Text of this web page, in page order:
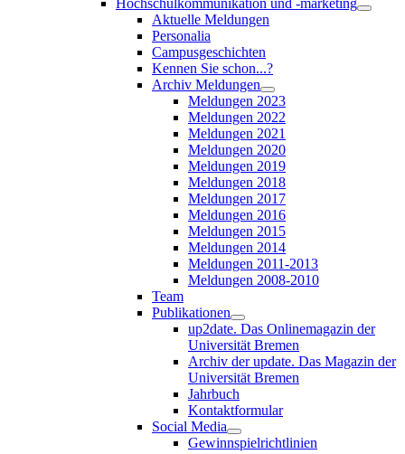
Aktuelle Meldungen
Personalia
Campusgeschichten
Kennen Sie schon...?
Archiv Meldungen
Meldungen 2023
Meldungen 2022
Meldungen 2021
Meldungen 2020
Meldungen 2019
Meldungen 2018
Meldungen 2017
Meldungen 2016
Meldungen 2015
Meldungen 2014
Meldungen 2011-2013
Meldungen 2008-2010
Team
Publikationen
up2date. Das Onlinemagazin der
Universität Bremen
Archiv der update. Das Magazin der
Universität Bremen
Jahrbuch
Kontaktformular
Social Media
Gewinnspielrichtlinien